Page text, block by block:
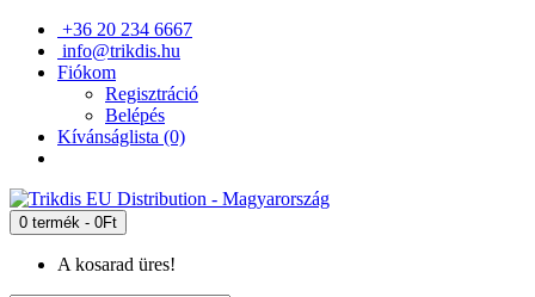
+36 20 234 6667
info@trikdis.hu
Fiókom
Regisztráció
Belépés
Kívánságlista (0)
0 termék - 0Ft
A kosarad üres!